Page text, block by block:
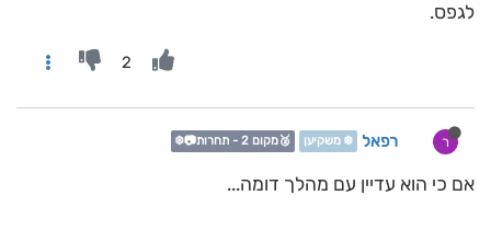
לגפס.
2
ר רפאל ❄️ משקיען 🥈מקום 2 - תחרות📷❄️
אם כי הוא עדיין עם מהלך דומה...